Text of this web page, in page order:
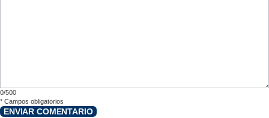
0/500
* Campos obligatorios
ENVIAR COMENTARIO